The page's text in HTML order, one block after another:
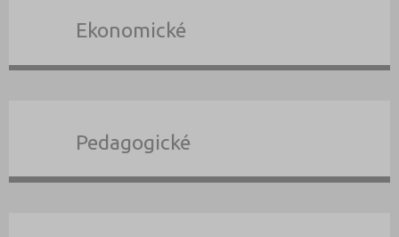
Ekonomické
Pedagogické